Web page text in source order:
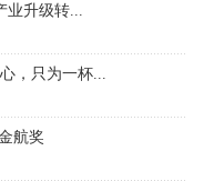
升级转...
，只为一杯...
航奖